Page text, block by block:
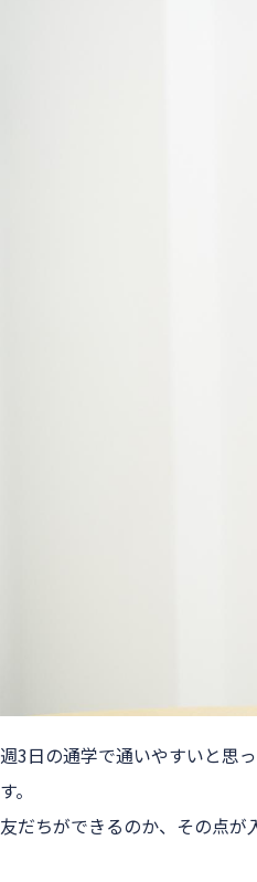
週3日の通学で通いやすいと思
す。
友だちができるのか、その点が